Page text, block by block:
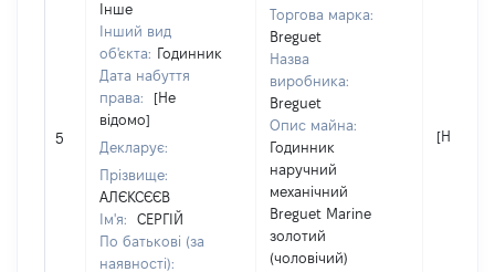
5
Інше
Інший вид
об'єкта: Годинник
Дата набуття
права:
[Не
відомо]
Декларує:
Прізвище:
АЛЄКСЄЄВ
Ім'я:
СЕРГІЙ
По батькові (за
наявності):
Торгова марка:
Breguet
Назва
виробника:
Breguet
Опис майна:
Годинник
наручний
механічний
Breguet Marine
золотий
(чоловічий)
[Не